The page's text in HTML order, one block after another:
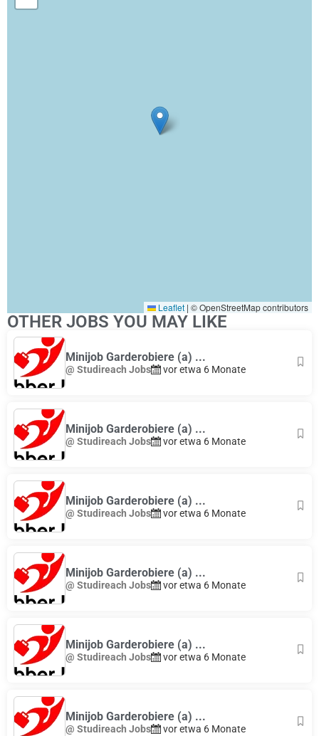
Leaflet | © OpenStreetMap contributors
OTHER JOBS YOU MAY LIKE
Minijob Garderobiere (a) ...
@ Studireach Jobs vor etwa 6 Monate
Minijob Garderobiere (a) ...
@ Studireach Jobs vor etwa 6 Monate
Minijob Garderobiere (a) ...
@ Studireach Jobs vor etwa 6 Monate
Minijob Garderobiere (a) ...
@ Studireach Jobs vor etwa 6 Monate
Minijob Garderobiere (a) ...
@ Studireach Jobs vor etwa 6 Monate
Minijob Garderobiere (a) ...
@ Studireach Jobs vor etwa 6 Monate